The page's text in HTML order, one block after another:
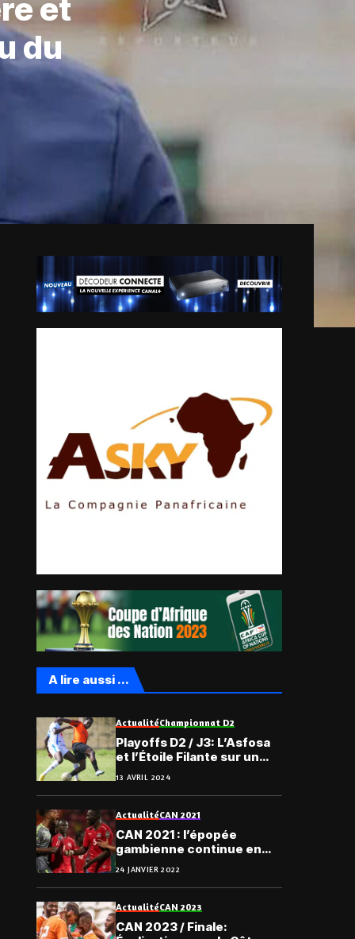
et
du
A lire aussi ...
ActualitéChampionnat D2
Playoffs D2 / J3: L’Asfosa
et l’Étoile Filante sur un
ton plat
13 AVRIL 2024
ActualitéCAN 2021
CAN 2021 : l’épopée
gambienne continue en
quarts
24 JANVIER 2022
ActualitéCAN 2023
CAN 2023 / Finale: